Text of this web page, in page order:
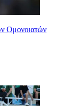
Ομονοιατών